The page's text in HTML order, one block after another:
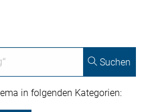
Suchen
in folgenden Kategorien: